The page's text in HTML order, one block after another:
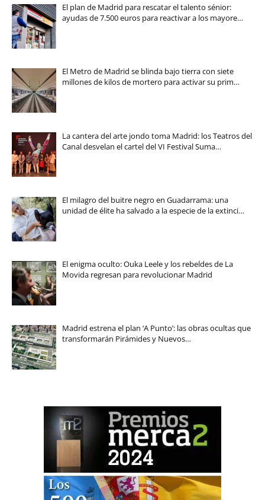
El plan de Madrid para rescatar el talento sénior:
ayudas de 7.500 euros para reactivar a los mayore…
El Metro de Madrid se blinda bajo tierra con siete
millones de kilos de mortero para activar su prim…
La cantera del arte jondo toma Madrid: los Teatros del
Canal desvelan el cartel del VI Festival Suma…
El milagro del buitre negro en Guadarrama: una
unidad de élite ha salvado a la especie de la extinci…
El enigma oculto: Ouka Leele y los rebeldes de La
Movida regresan para revolucionar Madrid
Madrid estrena el plan ‘A Punto’: las obras ocultas que
transformarán Pirámides y Nuevos…